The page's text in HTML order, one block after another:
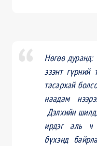
Нөгөө
эзэнт гүрний
тасархай
наадам
Дэлхийн
ирдэг аль ч
бүхэнд